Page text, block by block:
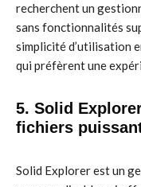
recherchent un
sans fonctionnalités
simplicité d’utilisation
qui préfèrent une
5. Solid
fichiers
Solid Explorer est un